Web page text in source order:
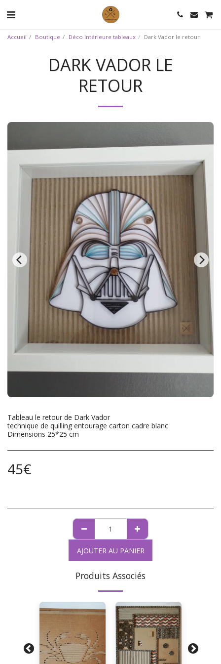
Accueil Boutique Déco Intérieure tableaux Dark Vador le retour
DARK VADOR LE
RETOUR
Tableau le retour de Dark Vador
technique de quilling entourage carton cadre blanc
Dimensions 25*25 cm
45€
AJOUTER AU PANIER
Produits Associés